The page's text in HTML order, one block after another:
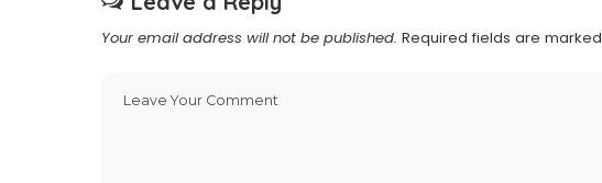
Your email address will not be published. Required fields are marked